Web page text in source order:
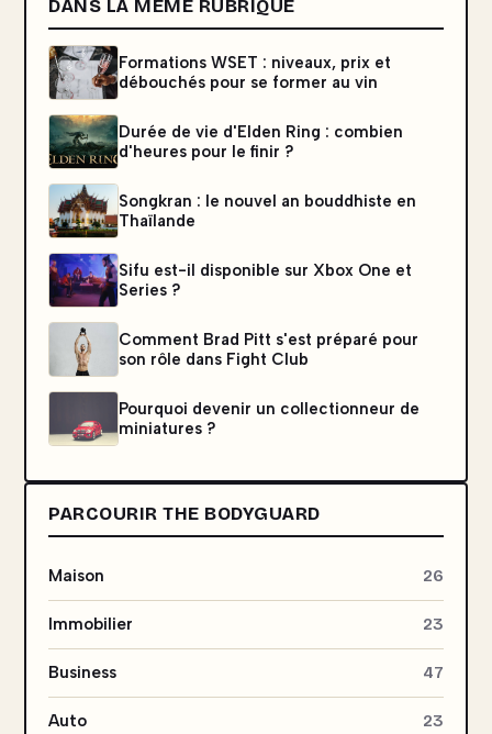
DANS LA MÊME RUBRIQUE
Formations WSET : niveaux, prix et
débouchés pour se former au vin
Durée de vie d'Elden Ring : combien
d'heures pour le finir ?
Songkran : le nouvel an bouddhiste en
Thaïlande
Sifu est-il disponible sur Xbox One et
Series ?
Comment Brad Pitt s'est préparé pour
son rôle dans Fight Club
Pourquoi devenir un collectionneur de
miniatures ?
PARCOURIR THE BODYGUARD
Maison 26
Immobilier 23
Business 47
Auto 23